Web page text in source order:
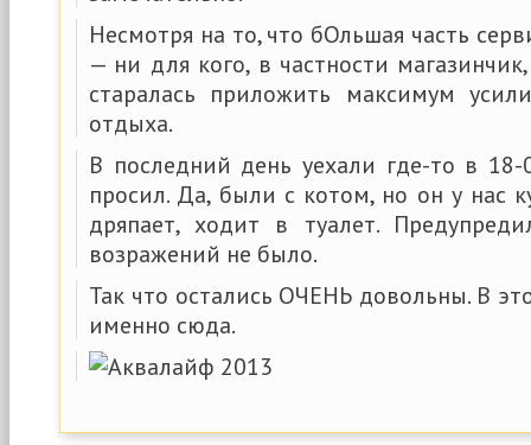
Несмотря на то, что бОльшая часть
— ни для кого, в частности
старалась приложить максимум
отдыха.
В последний день уехали где-то в 18-
просил. Да, были с котом, но он у нас
дряпает, ходит в туалет.
возражений не было.
Так что остались ОЧЕНЬ довольны. В
именно сюда.